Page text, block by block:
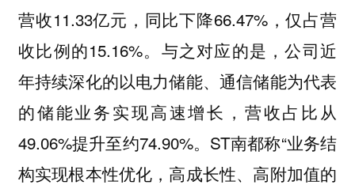
营收11.33亿元，同比下降66.47%，仅占营
收比例的15.16%。与之对应的是，公司近
年持续深化的以电力储能、通信储能为代表
的储能业务实现高速增长，营收占比从
49.06%提升至约74.90%。ST南都称“业务结
构实现根本性优化，高成长性、高附加值的